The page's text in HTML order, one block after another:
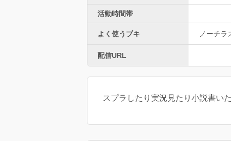
活動時間帯
よく使うブキ ノーチラ
配信URL
スプラしたり実況見たり小説書い